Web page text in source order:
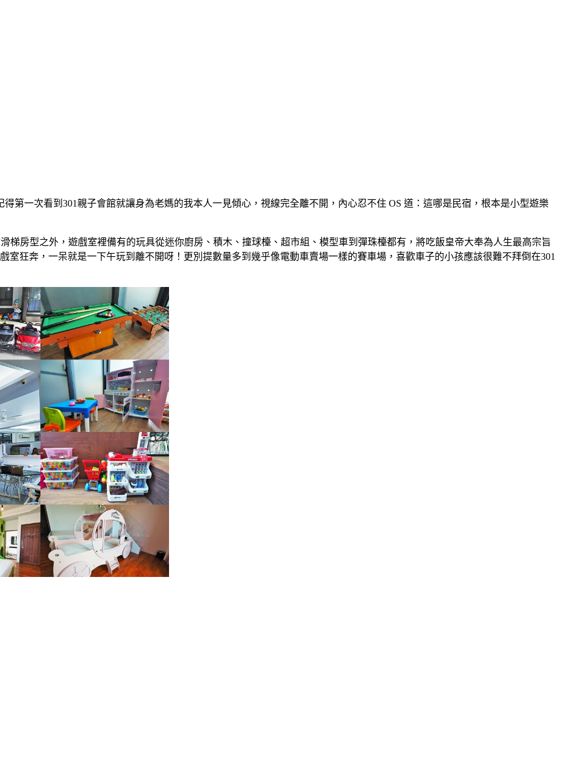
第一次看到301親子會館就讓身為老媽的我本人一見傾心，視線完全離不開，內心忍不住 OS 道：這哪是民宿，根本是小型遊樂
梯房型之外，遊戲室裡備有的玩具從迷你廚房、積木、撞球檯、超市組、模型車到彈珠檯都有，將吃飯皇帝大奉為人生最高宗旨
室狂奔，一呆就是一下午玩到離不開呀！更別提數量多到幾乎像電動車賣場一樣的賽車場，喜歡車子的小孩應該很難不拜倒在301